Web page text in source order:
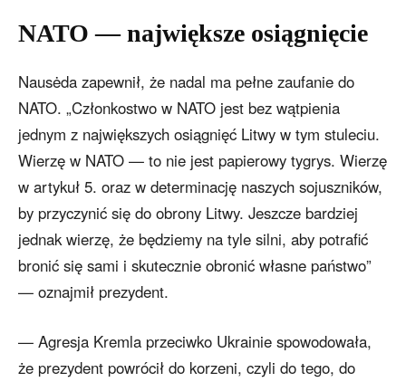
NATO — największe osiągnięcie
Nausėda zapewnił, że nadal ma pełne zaufanie do
NATO. „Członkostwo w NATO jest bez wątpienia
jednym z największych osiągnięć Litwy w tym stuleciu.
Wierzę w NATO — to nie jest papierowy tygrys. Wierzę
w artykuł 5. oraz w determinację naszych sojuszników,
by przyczynić się do obrony Litwy. Jeszcze bardziej
jednak wierzę, że będziemy na tyle silni, aby potrafić
bronić się sami i skutecznie obronić własne państwo”
— oznajmił prezydent.
— Agresja Kremla przeciwko Ukrainie spowodowała,
że prezydent powrócił do korzeni, czyli do tego, do